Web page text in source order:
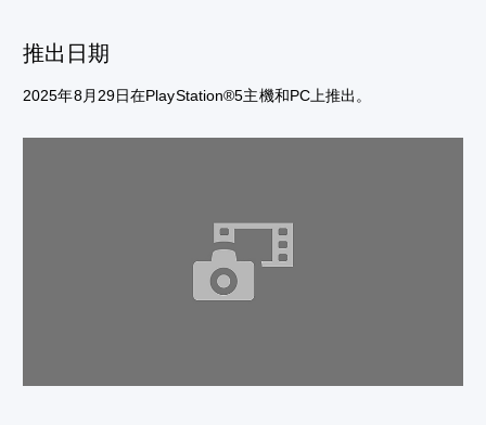
推出日期
2025年8月29日在PlayStation®5主機和PC上推出。